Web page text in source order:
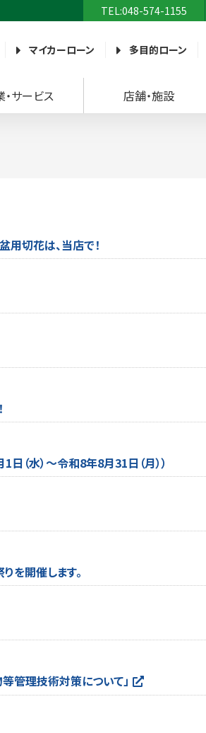
TEL:048-574-1155
マイカーローン 多目的ローン
・サービス 店舗・施設
切花は、当店で！
（水）～令和8年8月31日（月））
を開催します。
管理技術対策について」